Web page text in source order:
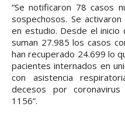
“Se notificaron 78 casos
sospechosos. Se
en estudio. Desde el inicio
suman 27.985 los casos
han recuperado 24.699 lo
pacientes internados en
con asistencia
decesos por
1156”.